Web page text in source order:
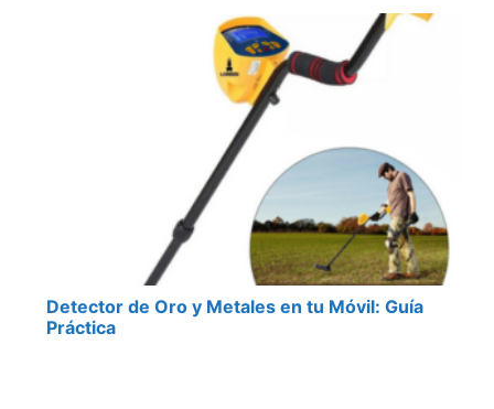
Detector de Oro y Metales en tu Móvil: Guía
Práctica